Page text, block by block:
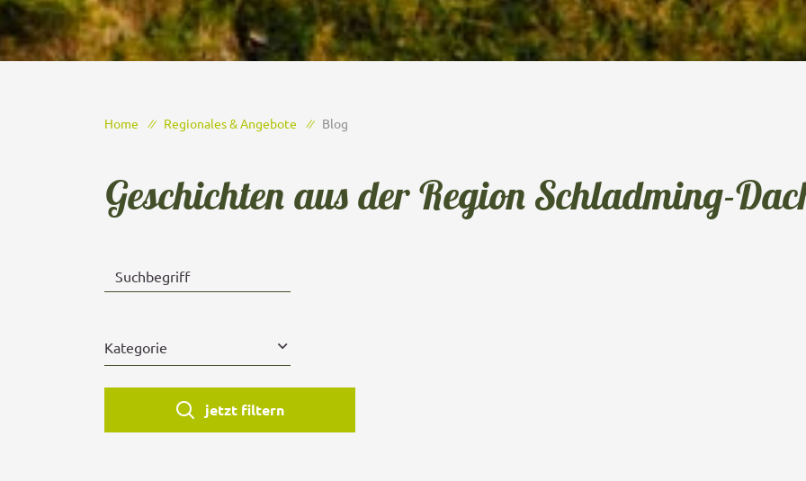
Home Regionales & Angebote Blog
Geschichten aus der Region Schladming-
Suchbegriff
Kategorie
jetzt filtern